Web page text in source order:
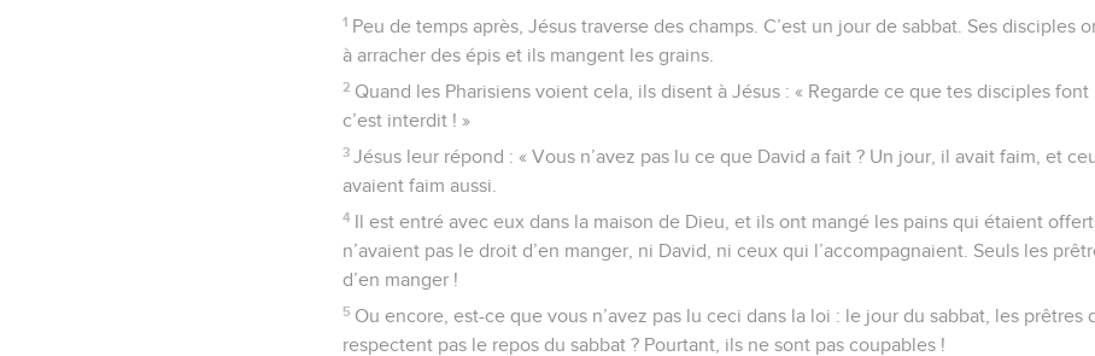
1 Peu de temps après, Jésus traverse des champs. C’est un jour de sabbat. Ses disciples
à arracher des épis et ils mangent les grains.
2 Quand les Pharisiens voient cela, ils disent à Jésus : « Regarde ce que tes disciples font
c’est interdit ! »
3 Jésus leur répond : « Vous n’avez pas lu ce que David a fait ? Un jour, il avait faim, et
avaient faim aussi.
4 Il est entré avec eux dans la maison de Dieu, et ils ont mangé les pains qui étaient
n’avaient pas le droit d’en manger, ni David, ni ceux qui l’accompagnaient. Seuls les
d’en manger !
5 Ou encore, est-ce que vous n’avez pas lu ceci dans la loi : le jour du sabbat, les prêtres
respectent pas le repos du sabbat ? Pourtant, ils ne sont pas coupables !